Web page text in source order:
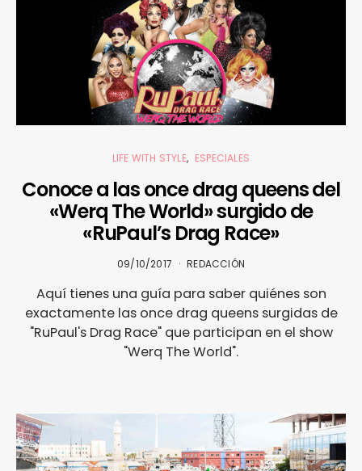
LIFE WITH STYLE ESPECIALES
Conoce a las once drag queens del
«Werq The World» surgido de
«RuPaul’s Drag Race»
09/10/2017 REDACCIÓN
Aquí tienes una guía para saber quiénes son
exactamente las once drag queens surgidas de
"RuPaul's Drag Race" que participan en el show
"Werq The World".